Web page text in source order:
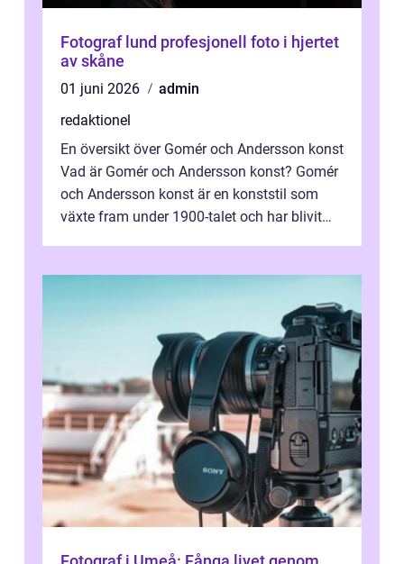
Fotograf lund profesjonell foto i hjertet
av skåne
01 juni 2026
admin
redaktionel
En översikt över Gomér och Andersson konst
Vad är Gomér och Andersson konst? Gomér
och Andersson konst är en konststil som
växte fram under 1900-talet och har blivit